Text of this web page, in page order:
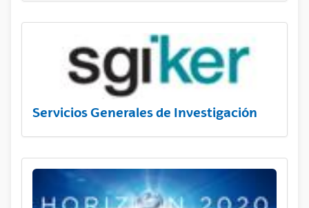
Servicios Generales de Investigación